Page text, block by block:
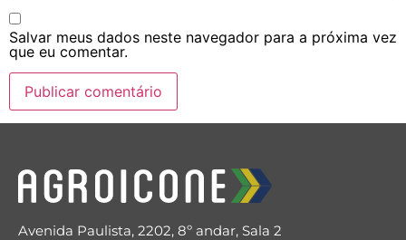
Salvar meus dados neste navegador para a próxima vez
que eu comentar.
Avenida Paulista, 2202, 8º andar, Sala 2